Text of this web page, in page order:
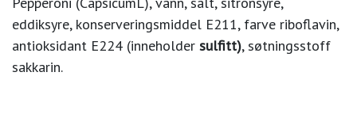
eddiksyre, konserveringsmiddel E211, farve riboflavin,
antioksidant E224 (inneholder sulfitt), søtningsstoff
sakkarin.